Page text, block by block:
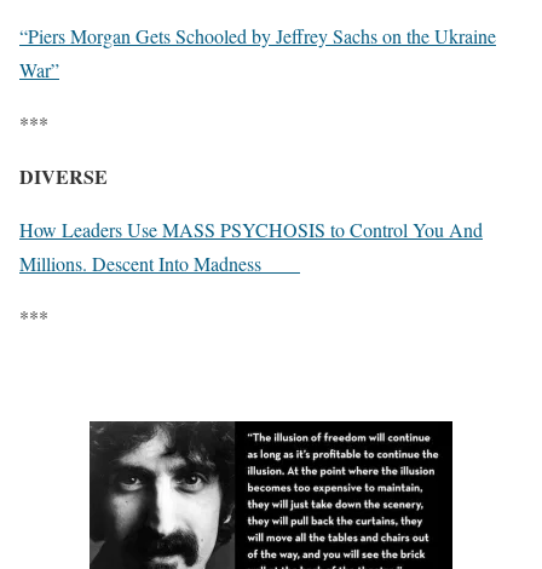
“Piers Morgan Gets Schooled by Jeffrey Sachs on the Ukraine
War”
***
DIVERSE
How Leaders Use MASS PSYCHOSIS to Control You And
Millions. Descent Into Madness
***